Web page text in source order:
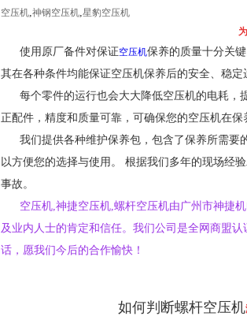
空压机,神钢空压机,星豹空压机
使用原厂备件对保证空压机保养的质量十分关
其在各种条件均能保证空压机保养后的安全、稳定
每个零件的运行也会大大降低空压机的电耗
正配件，精度和质量可靠，可确保您的空压机在保
我们提供各种维护保养包，包含了保养所需要
以方便您的选择与使用。 根据我们多年的现场经
事故。
空压机,神捷空压机,螺杆空压机由广州市神捷
及业内人士的肯定和信任。我们公司是全网商盟
话，愿我们今后的合作愉快！
如何判断螺杆空压机